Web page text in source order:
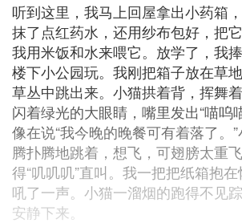
听到这里，我马上回屋拿出小药箱
抹了点红药水，还用纱布包好，把它
我用米饭和水来喂它。放学了，我
楼下小公园玩。我刚把箱子放在草
草丛中跳出来。小猫拱着背，挥舞
闪着绿光的大眼睛，嘴里发出“喵呜
像在说“我今晚的晚餐可有着落了。
腾扑腾地跳着，想飞，可翅膀太重
得“叽叽叽”直叫。我一把把纸箱抱
吼了一声。小猫一溜烟的跑得不见
安静下来。